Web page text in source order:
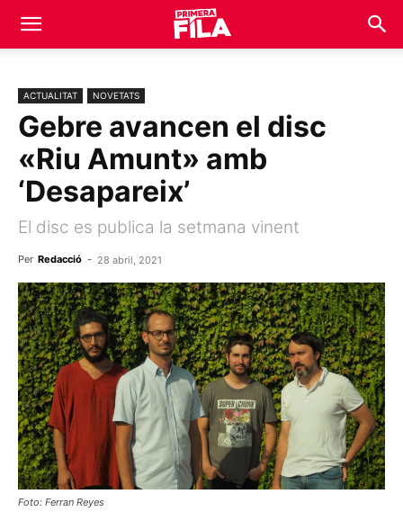
ACTUALITAT NOVETATS
Gebre avancen el disc
«Riu Amunt» amb
‘Desapareix’
El disc es publica la setmana vinent
Per Redacció - 28 abril, 2021
Foto: Ferran Reyes